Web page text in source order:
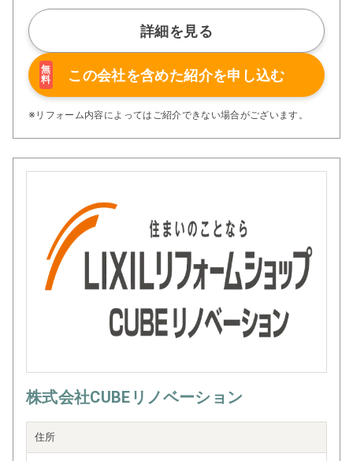
す。住まいに関する豊富な知識と経験を活かし、安心して
ご相談いただける体制を整えています。
私たちが大切にしているのは、お客様一人ひとりに寄り添
ったご提案です。あらかじめ決まったパッケージではな
く、「何に困っているのか」「どんな暮らしを叶えたいの
か」など、お客様のお話を丁寧にお伺いし、予算やご希望
に合わせたリフォームプランをオーダーメイドでご提案し
ています。
に対応してきた実績があります。
部分的なリフォームから建物全体の大規模修繕まで、幅広
だわり抜く姿勢と確かな技術で、お客様の想いをかたちに
いたします
詳細を見る
無
料
この会社を含めた紹介を申し込む
※リフォーム内容によってはご紹介できない場合がございます。
株式会社CUBEリノベーション
住所